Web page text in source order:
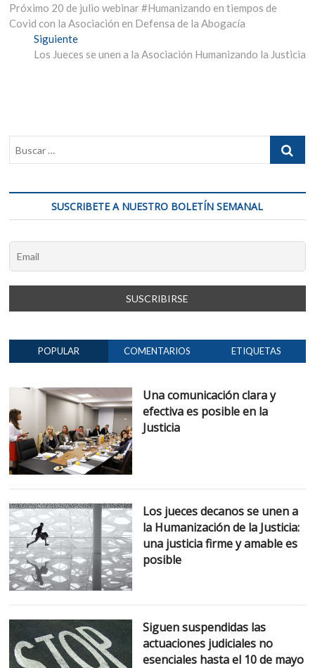
de
entradas
anterior:
Próximo 20 de julio webinar #Humanizando en tiempos de
Covid con la Asociación en Defensa de la Abogacía
SiguienteEntrada
siguiente:
Los Jueces se unen a la Asociación Humanizando la Justicia
SUSCRIBETE A NUESTRO BOLETÍN SEMANAL
POPULAR COMENTARIOS ETIQUETAS
Una comunicación clara y
efectiva es posible en la
Justicia
Los jueces decanos se unen a
la Humanización de la Justicia:
una justicia firme y amable es
posible
Siguen suspendidas las
actuaciones judiciales no
esenciales hasta el 10 de mayo